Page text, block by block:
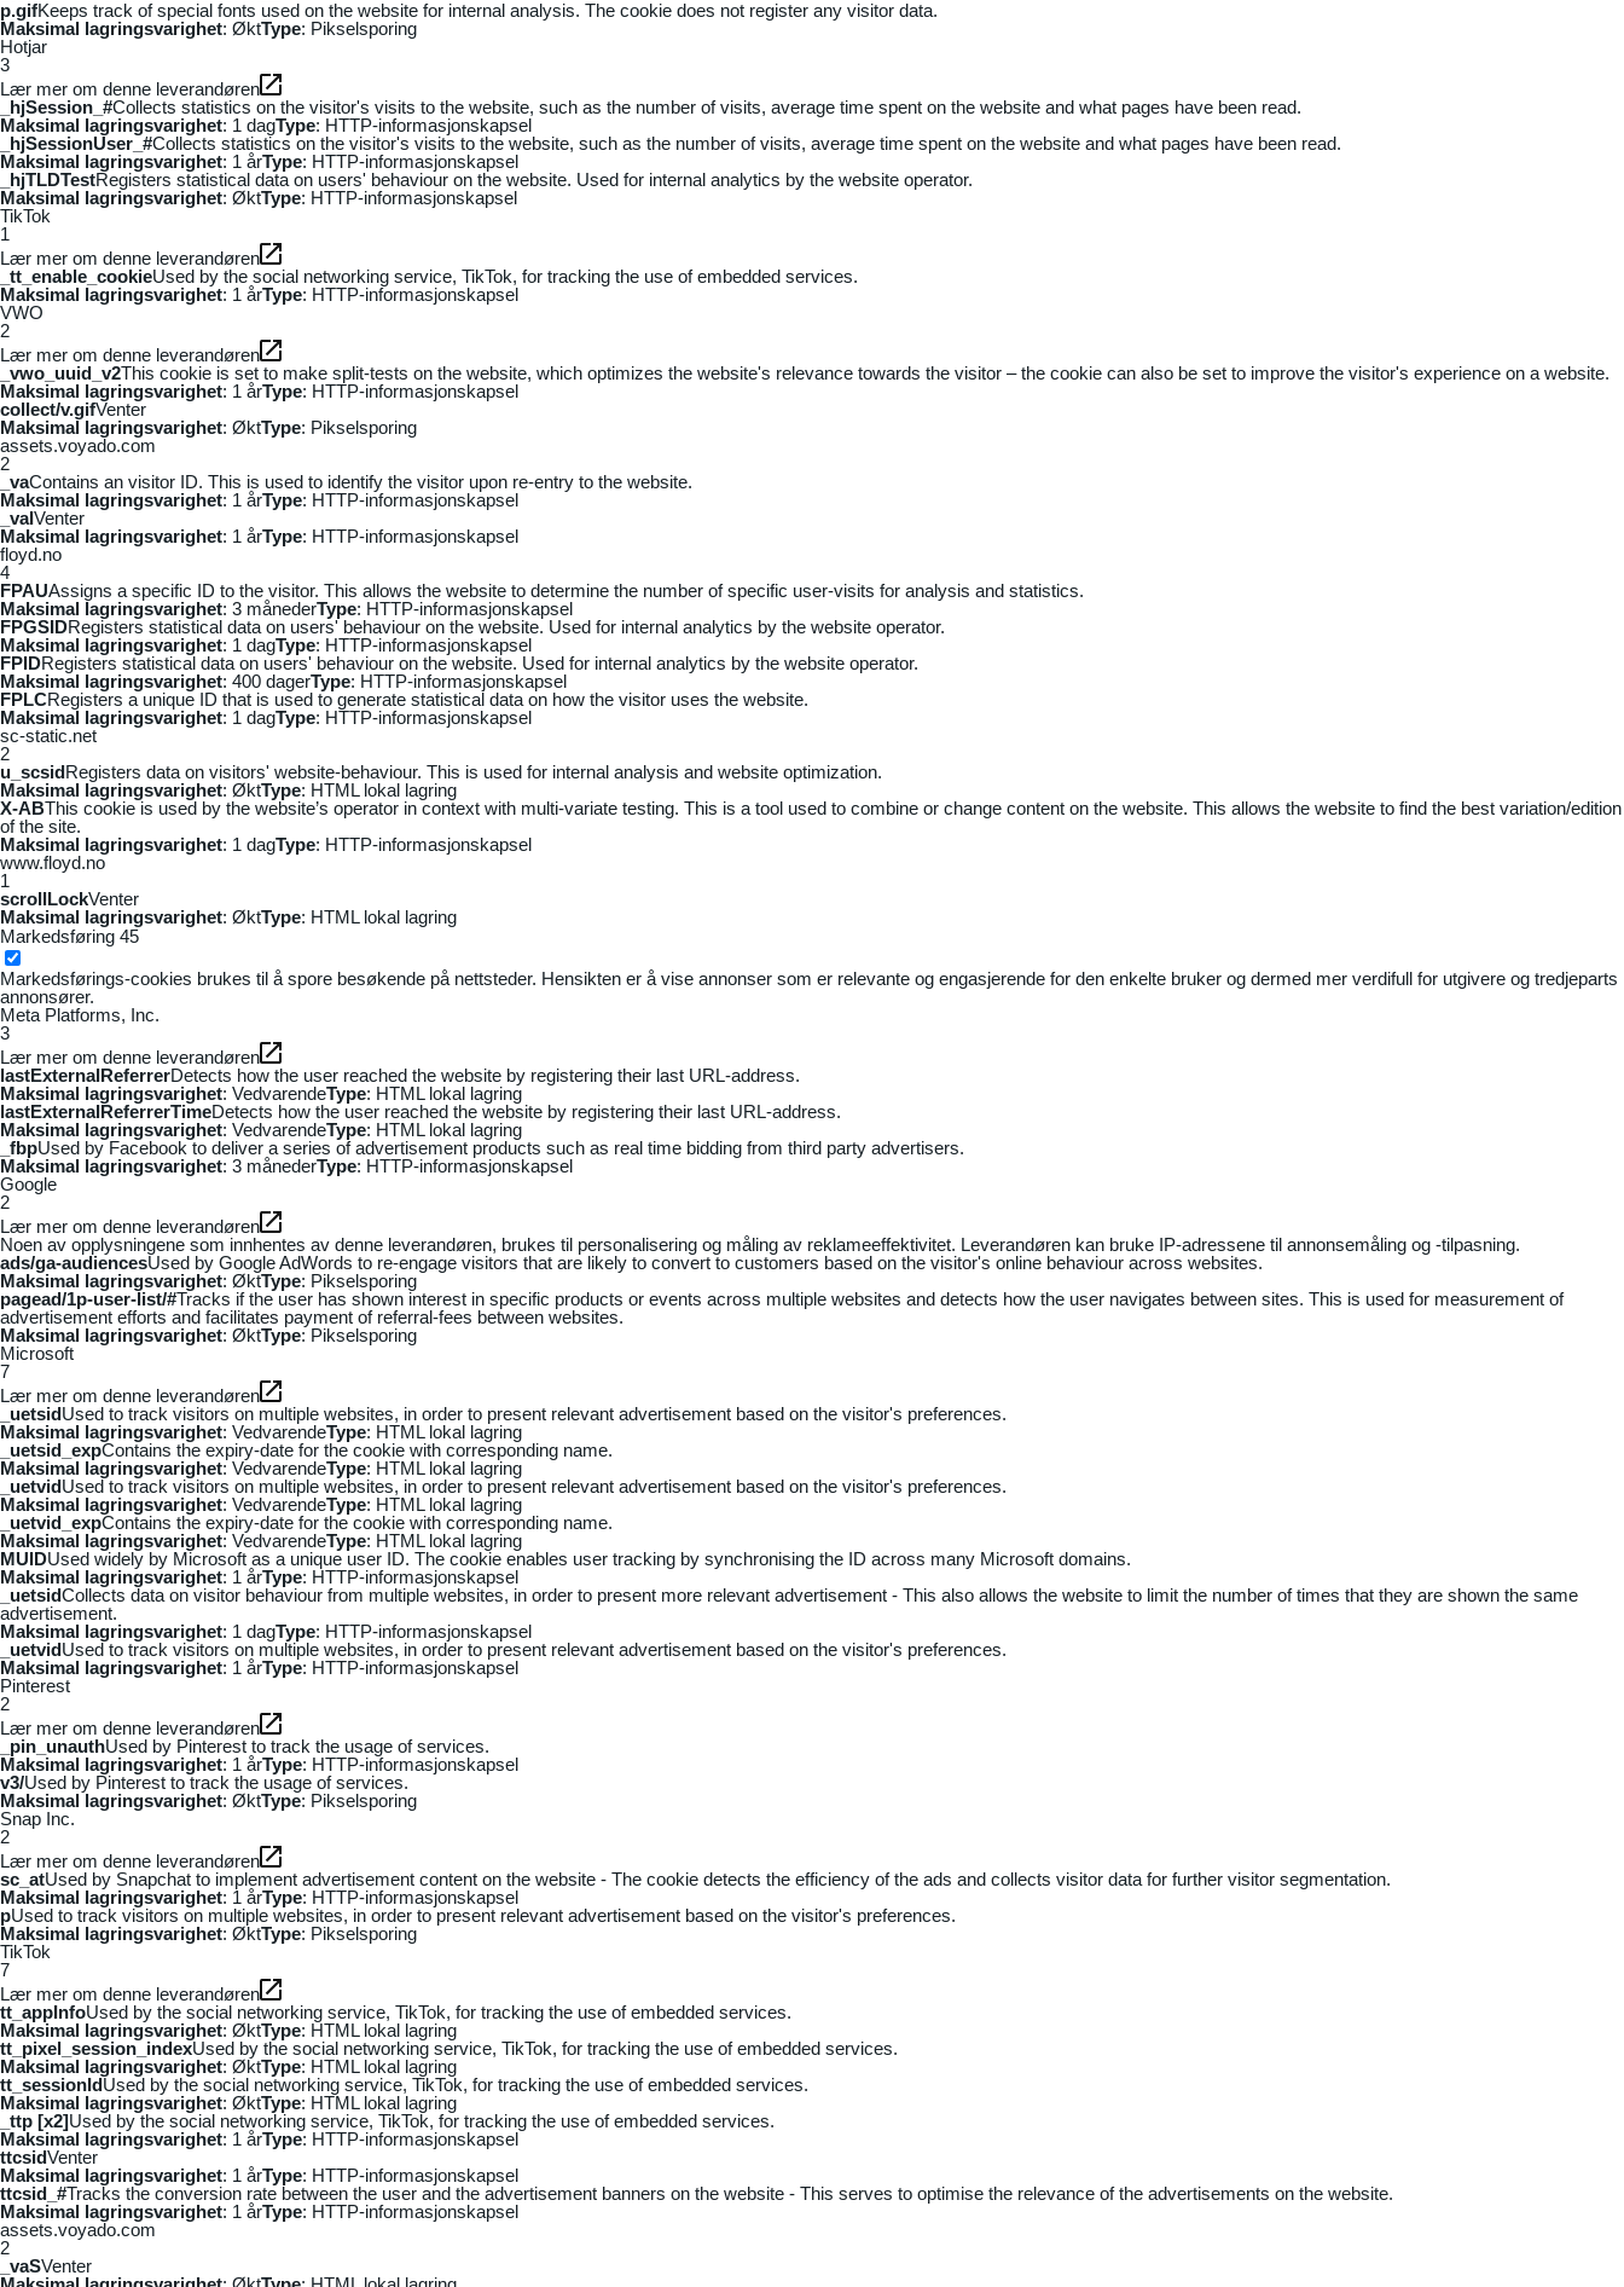
p.gifKeeps track of special fonts used on the website for internal analysis. The cookie does not register any visitor data.
Maksimal lagringsvarighet: ØktType: Pikselsporing
Hotjar
3
Lær mer om denne leverandøren
_hjSession_#Collects statistics on the visitor's visits to the website, such as the number of visits, average time spent on the website and what pages have been read.
Maksimal lagringsvarighet: 1 dagType: HTTP-informasjonskapsel
_hjSessionUser_#Collects statistics on the visitor's visits to the website, such as the number of visits, average time spent on the website and what pages have been read.
Maksimal lagringsvarighet: 1 årType: HTTP-informasjonskapsel
_hjTLDTestRegisters statistical data on users' behaviour on the website. Used for internal analytics by the website operator.
Maksimal lagringsvarighet: ØktType: HTTP-informasjonskapsel
TikTok
1
Lær mer om denne leverandøren
_tt_enable_cookieUsed by the social networking service, TikTok, for tracking the use of embedded services.
Maksimal lagringsvarighet: 1 årType: HTTP-informasjonskapsel
VWO
2
Lær mer om denne leverandøren
_vwo_uuid_v2This cookie is set to make split-tests on the website, which optimizes the website's relevance towards the visitor – the cookie can also be set to improve the visitor's experience on a website.
Maksimal lagringsvarighet: 1 årType: HTTP-informasjonskapsel
collect/v.gifVenter
Maksimal lagringsvarighet: ØktType: Pikselsporing
assets.voyado.com
2
_vaContains an visitor ID. This is used to identify the visitor upon re-entry to the website.
Maksimal lagringsvarighet: 1 årType: HTTP-informasjonskapsel
_vaIVenter
Maksimal lagringsvarighet: 1 årType: HTTP-informasjonskapsel
floyd.no
4
FPAUAssigns a specific ID to the visitor. This allows the website to determine the number of specific user-visits for analysis and statistics.
Maksimal lagringsvarighet: 3 månederType: HTTP-informasjonskapsel
FPGSIDRegisters statistical data on users' behaviour on the website. Used for internal analytics by the website operator.
Maksimal lagringsvarighet: 1 dagType: HTTP-informasjonskapsel
FPIDRegisters statistical data on users' behaviour on the website. Used for internal analytics by the website operator.
Maksimal lagringsvarighet: 400 dagerType: HTTP-informasjonskapsel
FPLCRegisters a unique ID that is used to generate statistical data on how the visitor uses the website.
Maksimal lagringsvarighet: 1 dagType: HTTP-informasjonskapsel
sc-static.net
2
u_scsidRegisters data on visitors' website-behaviour. This is used for internal analysis and website optimization.
Maksimal lagringsvarighet: ØktType: HTML lokal lagring
X-ABThis cookie is used by the website’s operator in context with multi-variate testing. This is a tool used to combine or change content on the website. This allows the website to find the best variation/edition
of the site.
Maksimal lagringsvarighet: 1 dagType: HTTP-informasjonskapsel
www.floyd.no
1
scrollLockVenter
Maksimal lagringsvarighet: ØktType: HTML lokal lagring
Markedsføring 45
Markedsførings-cookies brukes til å spore besøkende på nettsteder. Hensikten er å vise annonser som er relevante og engasjerende for den enkelte bruker og dermed mer verdifull for utgivere og tredjeparts
annonsører.
Meta Platforms, Inc.
3
Lær mer om denne leverandøren
lastExternalReferrerDetects how the user reached the website by registering their last URL-address.
Maksimal lagringsvarighet: VedvarendeType: HTML lokal lagring
lastExternalReferrerTimeDetects how the user reached the website by registering their last URL-address.
Maksimal lagringsvarighet: VedvarendeType: HTML lokal lagring
_fbpUsed by Facebook to deliver a series of advertisement products such as real time bidding from third party advertisers.
Maksimal lagringsvarighet: 3 månederType: HTTP-informasjonskapsel
Google
2
Lær mer om denne leverandøren
Noen av opplysningene som innhentes av denne leverandøren, brukes til personalisering og måling av reklameeffektivitet. Leverandøren kan bruke IP-adressene til annonsemåling og -tilpasning.
ads/ga-audiencesUsed by Google AdWords to re-engage visitors that are likely to convert to customers based on the visitor's online behaviour across websites.
Maksimal lagringsvarighet: ØktType: Pikselsporing
pagead/1p-user-list/#Tracks if the user has shown interest in specific products or events across multiple websites and detects how the user navigates between sites. This is used for measurement of
advertisement efforts and facilitates payment of referral-fees between websites.
Maksimal lagringsvarighet: ØktType: Pikselsporing
Microsoft
7
Lær mer om denne leverandøren
_uetsidUsed to track visitors on multiple websites, in order to present relevant advertisement based on the visitor's preferences.
Maksimal lagringsvarighet: VedvarendeType: HTML lokal lagring
_uetsid_expContains the expiry-date for the cookie with corresponding name.
Maksimal lagringsvarighet: VedvarendeType: HTML lokal lagring
_uetvidUsed to track visitors on multiple websites, in order to present relevant advertisement based on the visitor's preferences.
Maksimal lagringsvarighet: VedvarendeType: HTML lokal lagring
_uetvid_expContains the expiry-date for the cookie with corresponding name.
Maksimal lagringsvarighet: VedvarendeType: HTML lokal lagring
MUIDUsed widely by Microsoft as a unique user ID. The cookie enables user tracking by synchronising the ID across many Microsoft domains.
Maksimal lagringsvarighet: 1 årType: HTTP-informasjonskapsel
_uetsidCollects data on visitor behaviour from multiple websites, in order to present more relevant advertisement - This also allows the website to limit the number of times that they are shown the same
advertisement.
Maksimal lagringsvarighet: 1 dagType: HTTP-informasjonskapsel
_uetvidUsed to track visitors on multiple websites, in order to present relevant advertisement based on the visitor's preferences.
Maksimal lagringsvarighet: 1 årType: HTTP-informasjonskapsel
Pinterest
2
Lær mer om denne leverandøren
_pin_unauthUsed by Pinterest to track the usage of services.
Maksimal lagringsvarighet: 1 årType: HTTP-informasjonskapsel
v3/Used by Pinterest to track the usage of services.
Maksimal lagringsvarighet: ØktType: Pikselsporing
Snap Inc.
2
Lær mer om denne leverandøren
sc_atUsed by Snapchat to implement advertisement content on the website - The cookie detects the efficiency of the ads and collects visitor data for further visitor segmentation.
Maksimal lagringsvarighet: 1 årType: HTTP-informasjonskapsel
pUsed to track visitors on multiple websites, in order to present relevant advertisement based on the visitor's preferences.
Maksimal lagringsvarighet: ØktType: Pikselsporing
TikTok
7
Lær mer om denne leverandøren
tt_appInfoUsed by the social networking service, TikTok, for tracking the use of embedded services.
Maksimal lagringsvarighet: ØktType: HTML lokal lagring
tt_pixel_session_indexUsed by the social networking service, TikTok, for tracking the use of embedded services.
Maksimal lagringsvarighet: ØktType: HTML lokal lagring
tt_sessionIdUsed by the social networking service, TikTok, for tracking the use of embedded services.
Maksimal lagringsvarighet: ØktType: HTML lokal lagring
_ttp [x2]Used by the social networking service, TikTok, for tracking the use of embedded services.
Maksimal lagringsvarighet: 1 årType: HTTP-informasjonskapsel
ttcsidVenter
Maksimal lagringsvarighet: 1 årType: HTTP-informasjonskapsel
ttcsid_#Tracks the conversion rate between the user and the advertisement banners on the website - This serves to optimise the relevance of the advertisements on the website.
Maksimal lagringsvarighet: 1 årType: HTTP-informasjonskapsel
assets.voyado.com
2
_vaSVenter